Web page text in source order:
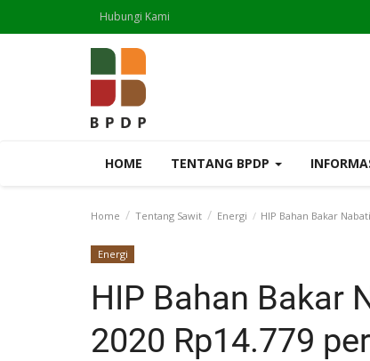
Hubungi Kami
HOME TENTANG BPDP
Home Tentang Sawit Energi HIP Bahan Bakar
Energi
HIP Bahan Bakar
2020 Rp14.779